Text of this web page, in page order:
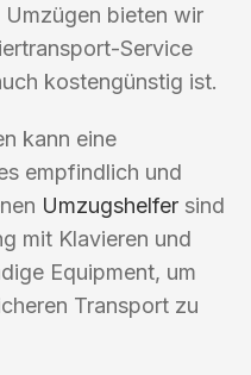
Umzügen bieten wir
Service
kostengünstig ist.
kann eine
empfindlich und
Umzugshelfer sind
mit Klavieren und
Equipment, um
Transport zu